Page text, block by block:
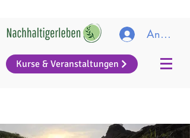
Anmelden
Kurse & Veranstaltungen